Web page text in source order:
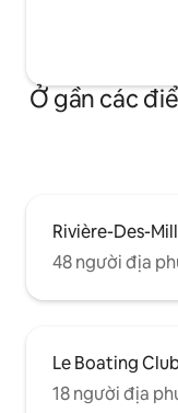
Ở gần các
Rivière-Des-
48 người địa
Le Boating
18 người địa